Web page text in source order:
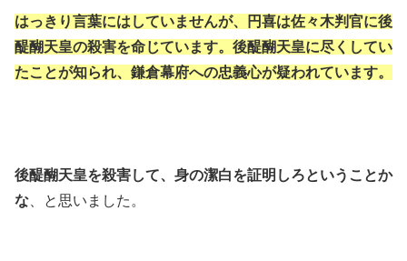
はっきり言葉にはしていませんが、円喜は佐々木判官に後
醍醐天皇の殺害を命じています。後醍醐天皇に尽くしてい
たことが知られ、鎌倉幕府への忠義心が疑われています。
後醍醐天皇を殺害して、身の潔白を証明しろということか
な 、と思いました。